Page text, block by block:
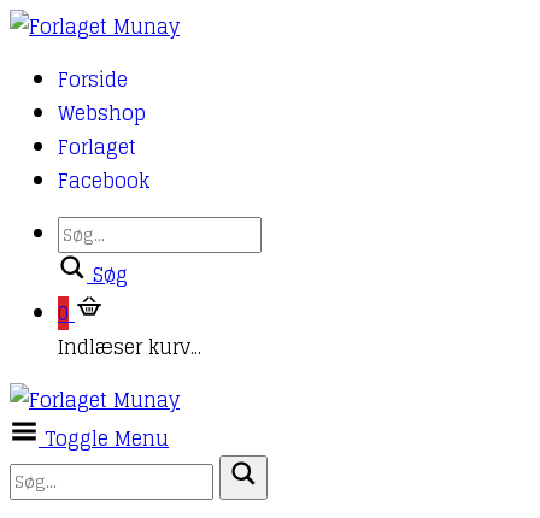
Forside
Webshop
Forlaget
Facebook
Søg
0
Indlæser kurv...
Toggle Menu